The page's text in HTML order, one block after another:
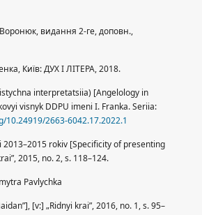
видання 2-ге, доповн.,
Київ: ДУХ І ЛІТЕРА, 2018.
interpretatsiia) [Angelology in
visnyk DDPU imeni I. Franka. Seriia:
10.24919/2663-6042.17.2022.1
rokiv [Specificity of presenting
2015, no. 2, s. 118–124.
Pavlychka
[v:] „Ridnyi krai”, 2016, no. 1, s. 95–